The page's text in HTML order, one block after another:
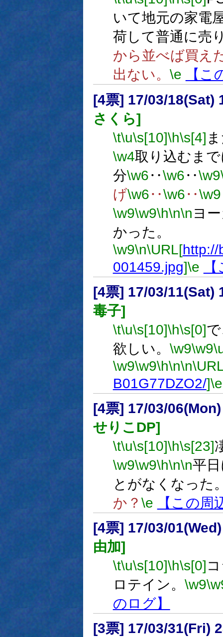
いて地元の家電
荷して普通に売
から並べば買え
出ない。 \e
【
[4票] 17/03/18(Sat)
さくら]
\t\u\s[10]\h\s[4]
\w4取り込むま
分\w6‥\w6‥\w9
げ\w6‥\w6‥\w9
\w9\w9\h\n\nヨ
かった。
\w9\n\URL[http://
001459.jpg]\e
[4票] 17/03/11(Sat)
毒子]
\t\u\s[10]\h\s[0]
欲しい。 \w9\w9
\w9\w9\h\n\n
B01G77DZO2/]\e
[4票] 17/03/
せりこDP]
\t\u\s[10]\h\s[23]
\w9\w9\h\n\n平
とがなくなった
か？ \e
【この周
[4票] 17/03/
由加]
\t\u\s[10]\h\s[0]
ロテイン。 \w9
のログ】
[3票] 17/03/31(Fri)